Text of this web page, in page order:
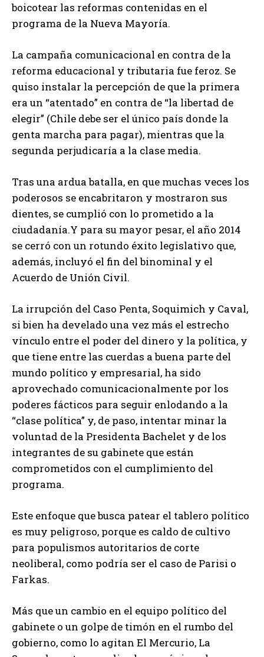
boicotear las reformas contenidas en el
programa de la Nueva Mayoría.
La campaña comunicacional en contra de la
reforma educacional y tributaria fue feroz. Se
quiso instalar la percepción de que la primera
era un “atentado” en contra de “la libertad de
elegir” (Chile debe ser el único país donde la
genta marcha para pagar), mientras que la
segunda perjudicaría a la clase media.
Tras una ardua batalla, en que muchas veces los
poderosos se encabritaron y mostraron sus
dientes, se cumplió con lo prometido a la
ciudadanía.Y para su mayor pesar, el año 2014
se cerró con un rotundo éxito legislativo que,
además, incluyó el fin del binominal y el
Acuerdo de Unión Civil.
La irrupción del Caso Penta, Soquimich y Caval,
si bien ha develado una vez más el estrecho
vínculo entre el poder del dinero y la política, y
que tiene entre las cuerdas a buena parte del
mundo político y empresarial, ha sido
aprovechado comunicacionalmente por los
poderes fácticos para seguir enlodando a la
“clase política” y, de paso, intentar minar la
voluntad de la Presidenta Bachelet y de los
integrantes de su gabinete que están
comprometidos con el cumplimiento del
programa.
Este enfoque que busca patear el tablero político
es muy peligroso, porque es caldo de cultivo
para populismos autoritarios de corte
neoliberal, como podría ser el caso de Parisi o
Farkas.
Más que un cambio en el equipo político del
gabinete o un golpe de timón en el rumbo del
gobierno, como lo agitan El Mercurio, La